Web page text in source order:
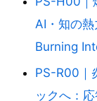
AI・知の
Burning
PS-R00｜
ックへ：